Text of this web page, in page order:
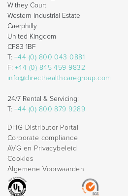
Withey Court
Western Industrial Estate
Caerphilly
United Kingdom
CF83 1BF
T: +44 (0) 800 043 0881
F: +44 (0) 845 459 9832
info@directhealthcaregroup.com
24/7 Rental & Servicing:
T: +44 (0) 800 879 9289
DHG Distributor Portal
Corporate compliance
AVG en Privacybeleid
Cookies
Algemene Voorwaarden